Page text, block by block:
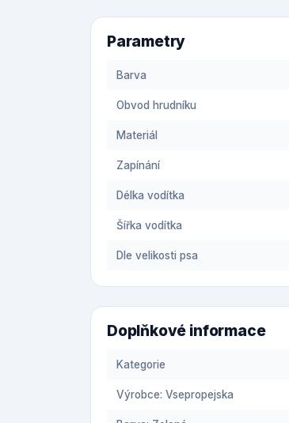
Parametry
Barva
Obvod hrudníku
Materiál
Zapínání
Délka vodítka
Šířka vodítka
Dle velikosti psa
Doplňkové informace
Kategorie
Výrobce: Vsepropejska